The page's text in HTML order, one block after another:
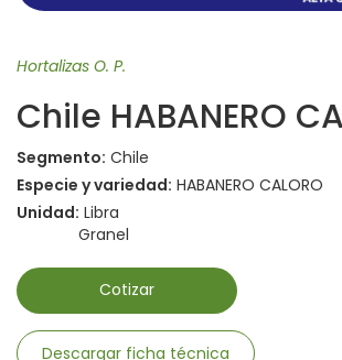
Hortalizas O. P.
Chile HABANERO
Segmento: Chile
Especie y variedad: HABANERO CALORO
Unidad: Libra
Granel
Cotizar
Descargar ficha técnica